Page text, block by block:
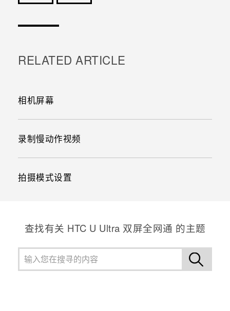
RELATED ARTICLE
相机屏幕
录制慢动作视频
拍摄模式设置
查找有关 HTC U Ultra 双屏全网通 的主题